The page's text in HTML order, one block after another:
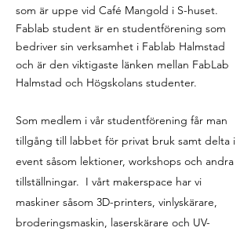
som är uppe vid Café Mangold i S-huset.
Fablab student är en studentförening som
bedriver sin verksamhet i Fablab Halmstad
och är den viktigaste länken mellan FabLab
Halmstad och Högskolans studenter.
Som medlem i vår studentförening får man
tillgång till labbet för privat bruk samt delta i
event såsom lektioner, workshops och andra
tillställningar. I vårt makerspace har vi
maskiner såsom 3D-printers, vinlyskärare,
broderingsmaskin, laserskärare och UV-